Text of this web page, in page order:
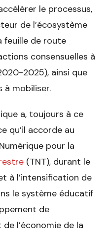
le processus,
de l’écosystème
feuille de route
consensuelles à
2025), ainsi que
à mobiliser.
a, toujours à ce
qu’il accorde au
pour la
(TNT), durant le
à l’intensification de
le système éducatif
de
l’économie de la